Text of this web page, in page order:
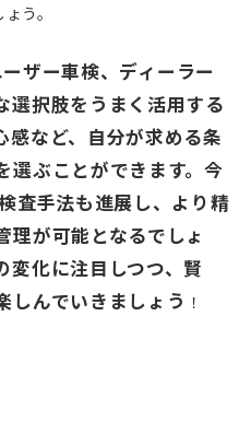
う。
ザー車検、ディーラー
選択肢をうまく活用する
感など、自分が求める条
選ぶことができます。今
査手法も進展し、より精
理が可能となるでしょ
変化に注目しつつ、賢
しんでいきましょう ！